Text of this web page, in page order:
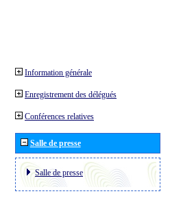
Information générale
Enregistrement des délégués
Conférences relatives
Salle de presse
Salle de presse